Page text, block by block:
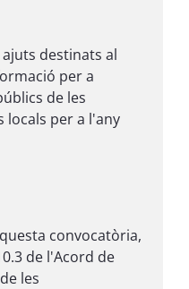
destinats al
per a
de les
per a l'any
convocatòria,
de l'Acord de
les